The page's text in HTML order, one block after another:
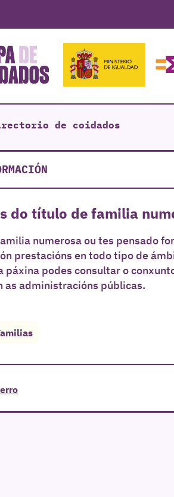
de coidados
do título de familia
numerosa ou tes pensado
prestacións en todo tipo de
páxina podes consultar o
as administracións públicas.